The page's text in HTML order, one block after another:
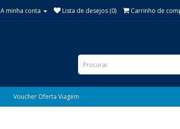
A minha conta Lista de desejos (0) Carrinho de
Voucher Oferta Viagem